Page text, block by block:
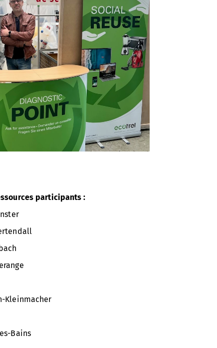
participants :
Kleinmacher
Bains